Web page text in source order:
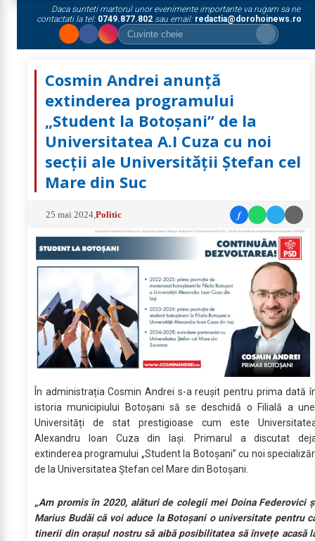
Daca sunteti martorul unor evenimente importante va rugam sa ne
contactati la tel: 0749.877.802sau email: redactia@dorohoinews.ro
Cosmin Andrei anunță
extinderea programului
„Student la Botoșani” de la
Universitatea A.I Cuza cu noi
secții ale Universității Ștefan cel
Mare din Suc
25 mai 2024 ,Politic f
În administrația Cosmin Andrei s-a reușit pentru prima dată
istoria municipiului Botoșani să se deschidă o Filială a
Universități de stat prestigioase cum este
Alexandru Ioan Cuza din Iași. Primarul a discutat
extinderea programului „Student la Botoșani” cu noi
de la Universitatea Ștefan cel Mare din Botoșani.
„Am promis în 2020, alături de colegii mei Doina Federovici
Marius Budăi că voi aduce la Botoșani o universitate pentru
tinerii din orașul nostru să aibă posibilitatea să învețe acasă